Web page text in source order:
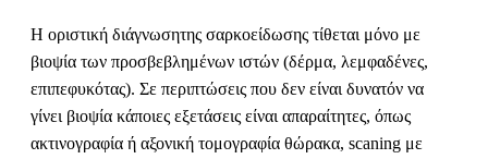
Η οριστική διάγνωσητης σαρκοείδωσης τίθεται μόνο με
βιοψία των προσβεβλημένων ιστών (δέρμα, λεμφαδένες,
επιπεφυκότας). Σε περιπτώσεις που δεν είναι δυνατόν να
γίνει βιοψία κάποιες εξετάσεις είναι απαραίτητες, όπως
ακτινογραφία ή αξονική τομογραφία θώρακα, scaning με